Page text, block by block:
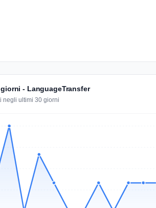
- LanguageTransfer
negli ultimi 30 giorni